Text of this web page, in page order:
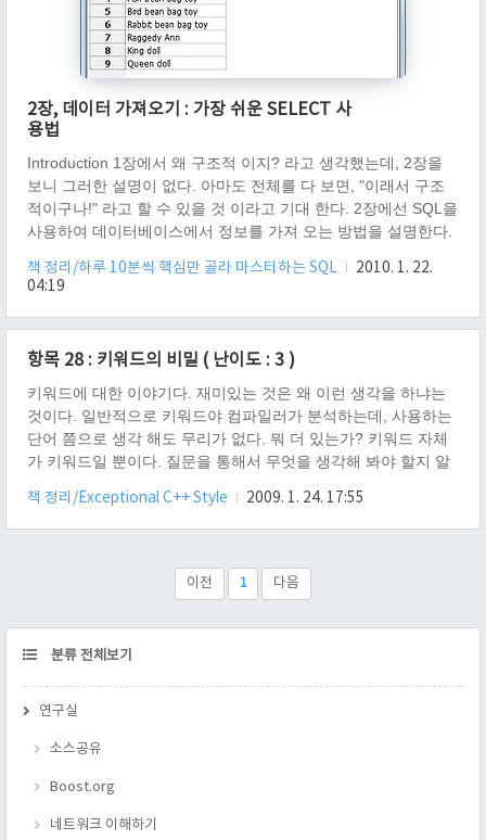
2장, 데이터 가져오기 : 가장 쉬운 SELECT 사
용법
Introduction 1장에서 왜 구조적 이지? 라고 생각했는데, 2장을
보니 그러한 설명이 없다. 아마도 전체를 다 보면, "이래서 구조
적이구나!" 라고 할 수 있을 것 이라고 기대 한다. 2장에선 SQL을
사용하여 데이터베이스에서 정보를 가져 오는 방법을 설명한다.
는가? SQL 언어에서 SELECT 를 이용해야 한다. SELECT는 무
약과 사용방법이 있는데, 제약으로는 테이블 이름을 SELECT로
SELECT는 무엇을 어디서 가져 올지 정해주어야 사용 할 수 있
다. 여기서 말하는 무엇은 "열..
책 정리/하루 10분씩 핵심만 골라 마스터하는 SQL
2010. 1. 22.
04:19
항목 28 : 키워드의 비밀 ( 난이도 : 3 )
키워드에 대한 이야기다. 재미있는 것은 왜 이런 생각을 하냐는
것이다. 일반적으로 키워드야 컴파일러가 분석하는데, 사용하는
단어 쯤으로 생각 해도 무리가 없다. 뭐 더 있는가? 키워드 자체
가 키워드일 뿐이다. 질문을 통해서 무엇을 생각해 봐야 할지 알
두고 프로그램의 식별자로는 사용하지 못하게 하는 이유는 무엇
일까? 간단하다. 컴파일러의 파싱을 보다 빠르게, 보다 확실하게
우가 키워드인지, 함수인지, 변수인지를 판별하는 로직도 무수히
만들어야 할 것이다. C++의 키워드들 asm, auto, bool, break,
책 정리/Exceptional C++ Style 2009. 1. 24. 17:55
이전 1 다음
CATEGORY
분류 전체보기
연구실
소스공유
Boost.org
네트워크 이해하기